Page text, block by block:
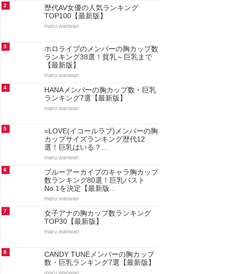
2
歴代AV女優の人気ランキング
TOP100【最新版】
maru.wanwan
3
ホロライブのメンバーの胸カップ数
ランキング38選！貧乳～巨乳まで
【最新版】
maru.wanwan
4
HANAメンバーの胸カップ数・巨乳
ランキング7選【最新版】
maru.wanwan
5
=LOVE(イコールラブ)メンバーの胸
カップサイズランキング歴代12
選！巨乳はいる？…
maru.wanwan
6
ブルーアーカイブのキャラ胸カップ
数ランキング80選！巨乳バスト
No.1を決定【最新版…
maru.wanwan
7
女子アナの胸カップ数ランキング
TOP30【最新版】
maru.wanwan
8
CANDY TUNEメンバーの胸カップ
数・巨乳ランキング7選【最新版】
maru.wanwan